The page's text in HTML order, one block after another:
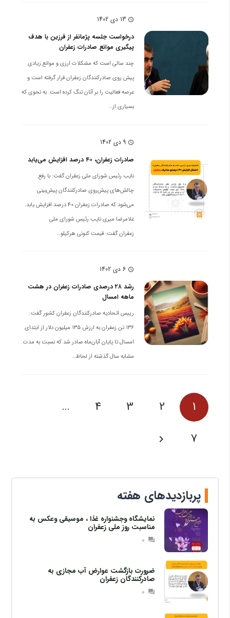
schedule 13 دی 1402
درخواست جلسه پژمانفر از فرزین با هدف
پیگیری موانع صادرات زعفران
چند سالی است که مشکلات ارزی و موانع زیادی
پیش روی صادرکنندگان زعفران قرار گرفته است و
عرصه فعالیت را بر آنان تنگ کرده است. به نحوی که
بسیاری از…
schedule 9 دی 1402
صادرات زعفران، ۴۰ درصد افزایش می‌یابد
نایب رئیس شورای ملی زعفران گفت: با رفع
چالش‌های پیش‌روی صادرکنندگان پیش‌بینی
می‌شود که صادرات زعفران ۴۰ درصد افزایش یابد.
غلامرضا میری نایب رئیس شورای ملی
زعفران گفت: قیمت کنونی هرکیلو…
schedule 6 دی 1402
رشد ۲۸ درصدی صادرات زعفران در هشت
ماهه امسال
رییس اتحادیه صادرکنندگان زعفران کشور گفت:
۱۳۶ تن زعفران به ارزش ۱۳۵ میلیون دلار از ابتدای
امسال تا پایان آبان‌ماه صادر شد که نسبت به مدت
مشابه سال گذشته از لحاظ…
1
2
3
4
…
7
پربازدیدهای هفته
نمایشگاه وجشنواره غذا ، موسیقی وعکس به
مناسبت روز ملی زعفران
question_answer
0
ضرورت بازگشت عوارض آب مجازی به
صادرکنندگان زعفران
question_answer
0